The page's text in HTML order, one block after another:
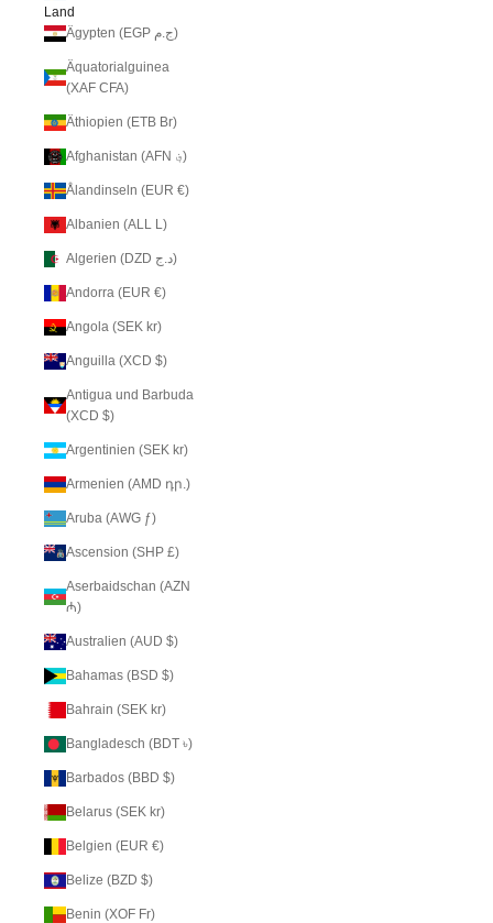
Land
Ägypten (EGP ج.م)
Äquatorialguinea
(XAF CFA)
Äthiopien (ETB Br)
Afghanistan (AFN ؋)
Ålandinseln (EUR €)
Albanien (ALL L)
Algerien (DZD د.ج)
Andorra (EUR €)
Angola (SEK kr)
Anguilla (XCD $)
Antigua und Barbuda
(XCD $)
Argentinien (SEK kr)
Armenien (AMD դր.)
Aruba (AWG ƒ)
Ascension (SHP £)
Aserbaidschan (AZN
₼)
Australien (AUD $)
Bahamas (BSD $)
Bahrain (SEK kr)
Bangladesch (BDT ৳)
Barbados (BBD $)
Belarus (SEK kr)
Belgien (EUR €)
Belize (BZD $)
Benin (XOF Fr)